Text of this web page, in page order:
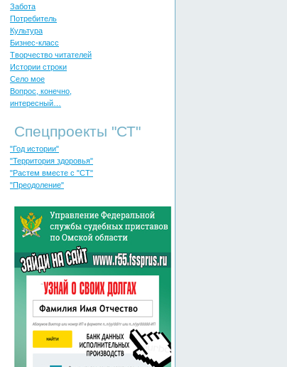
Забота
Потребитель
Культура
Бизнес-класс
Творчество читателей
Истории строки
Село мое
Вопрос, конечно,
интересный…
Спецпроекты "СТ"
"Год истории"
"Территория здоровья"
"Растем вместе с "СТ"
"Преодоление"